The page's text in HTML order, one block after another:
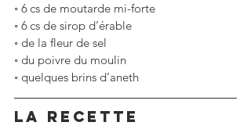
◦ 6 cs de moutarde mi-forte
◦ 6 cs de sirop d’érable
◦ de la fleur de sel
◦ du poivre du moulin
◦ quelques brins d’aneth
La RECETTE